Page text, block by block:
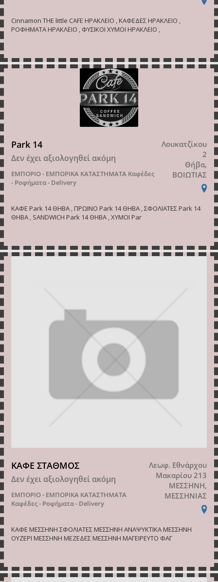
Cinnamon THE little CAFE ΗΡΑΚΛΕΙΟ , ΚΑΦΕΔΕΣ ΗΡΑΚΛΕΙΟ ,
ΡΟΦΗΜΑΤΑ ΗΡΑΚΛΕΙΟ , ΦΥΣΙΚΟΙ ΧΥΜΟΙ ΗΡΑΚΛΕΙΟ ,
Park 14
Δεν έχει αξιολογηθεί ακόμη
ΕΜΠΟΡΙΟ - ΕΜΠΟΡΙΚΑ ΚΑΤΑΣΤΗΜΑΤΑ Καφέδες
- Ροφήματα - Delivery
Λουκατζίκου
2
Θήβα,
ΒΟΙΩΤΙΑΣ
ΚΑΦΕ Park 14 ΘΗΒΑ , ΠΡΩΙΝΟ Park 14 ΘΗΒΑ , ΣΦΟΛΙΑΤΕΣ Park 14
ΘΗΒΑ , SANDWICH Park 14 ΘΗΒΑ , ΧΥΜΟΙ Par
ΚΑΦΕ ΣΤΑΘΜΟΣ
Δεν έχει αξιολογηθεί ακόμη
ΕΜΠΟΡΙΟ - ΕΜΠΟΡΙΚΑ ΚΑΤΑΣΤΗΜΑΤΑ
Καφέδες - Ροφήματα - Delivery
Λεωφ. Εθνάρχου
Μακαρίου 213
ΜΕΣΣΗΝΗ,
ΜΕΣΣΗΝΙΑΣ
ΚΑΦΕ ΜΕΣΣΗΝΗ ΣΦΟΛΙΑΤΕΣ ΜΕΣΣΗΝΗ ΑΝΑΨΥΚΤΙΚΑ ΜΕΣΣΗΝΗ
ΟΥΖΕΡΙ ΜΕΣΣΗΝΗ ΜΕΖΕΔΕΣ ΜΕΣΣΗΝΗ ΜΑΓΕΙΡΕΥΤΟ ΦΑΓ